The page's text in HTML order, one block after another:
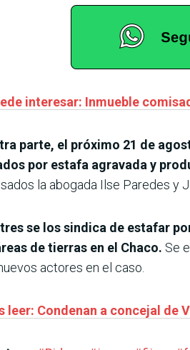
interesar: Inmueble
parte, el próximo 21 de
por estafa agravada y
la abogada Ilse Paredes y
se los sindica de estafar
de tierras en el Chaco. Se
actores en el caso.
leer: Condenan a concejal de